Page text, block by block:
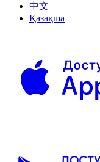
中文
Қазақша